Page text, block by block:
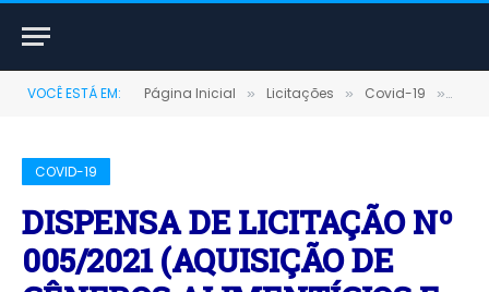
VOCÊ ESTÁ EM: Página Inicial » Licitações » Covid-19 »
COVID-19
DISPENSA DE LICITAÇÃO Nº
005/2021 (AQUISIÇÃO DE